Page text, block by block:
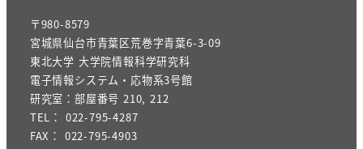
〒980-8579
宮城県仙台市青葉区荒巻字青葉6-3-09
東北大学 大学院情報科学研究科
電子情報システム・応物系3号館
研究室：部屋番号 210, 212
TEL： 022-795-4287
FAX： 022-795-4903